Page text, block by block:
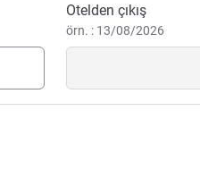
yaptırın
Otelden çıkış
örn. : 13/08/2026